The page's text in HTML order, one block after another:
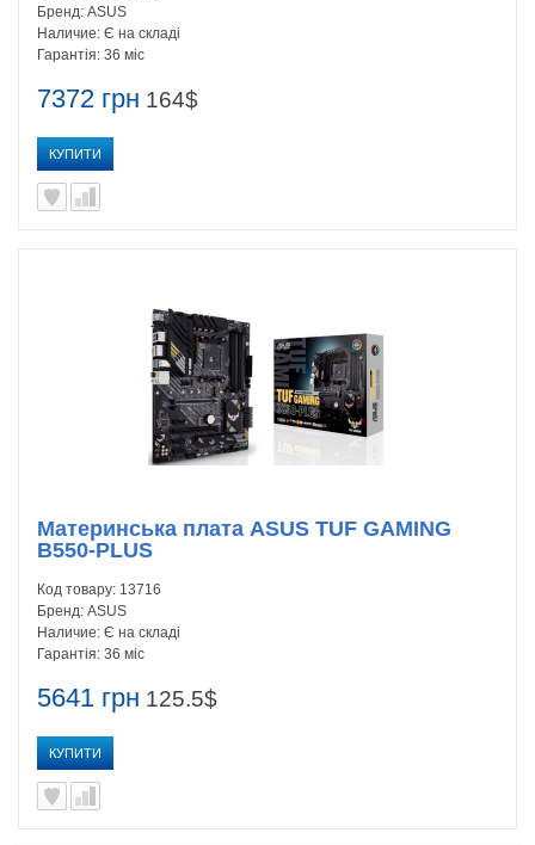
7372 грн 164$
КУПИТИ
Бренд: ASUS
Наличие: Є на складі
Гарантія: 36 міс
5641 грн 125.5$
КУПИТИ
Материнська плата ASUS TUF GAMING
B550-PLUS
Код товару: 13716
Бренд: ASUS
Наличие: Є на складі
Гарантія: 36 міс